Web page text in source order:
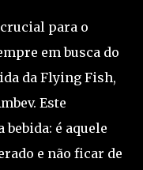
para o
em busca do
da Flying Fish,
Este
é aquele
e não ficar de